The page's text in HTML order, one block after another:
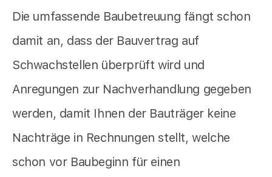
Die umfassende Baubetreuung fängt schon
damit an, dass der Bauvertrag auf
Schwachstellen überprüft wird und
Anregungen zur Nachverhandlung gegeben
werden, damit Ihnen der Bauträger keine
Nachträge in Rechnungen stellt, welche
schon vor Baubeginn für einen